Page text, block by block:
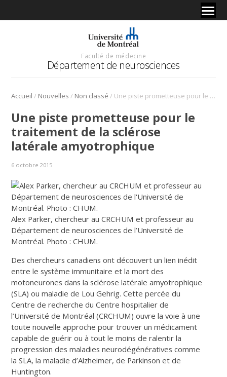
Faculté de médecine
Département de neurosciences
Accueil / Nouvelles / Non classé / Une piste prometteuse pour le traitement de la sclérose latérale amyotrophique
Une piste prometteuse pour le
traitement de la sclérose
latérale amyotrophique
6 octobre 2015
Alex Parker, chercheur au CRCHUM et professeur au
Département de neurosciences de l’Université de
Montréal. Photo : CHUM.
Des chercheurs canadiens ont découvert un lien inédit
entre le système immunitaire et la mort des
motoneurones dans la sclérose latérale amyotrophique
(SLA) ou maladie de Lou Gehrig. Cette percée du
Centre de recherche du Centre hospitalier de
l’Université de Montréal (CRCHUM) ouvre la voie à une
toute nouvelle approche pour trouver un médicament
capable de guérir ou à tout le moins de ralentir la
progression des maladies neurodégénératives comme
la SLA, la maladie d’Alzheimer, de Parkinson et de
Huntington.